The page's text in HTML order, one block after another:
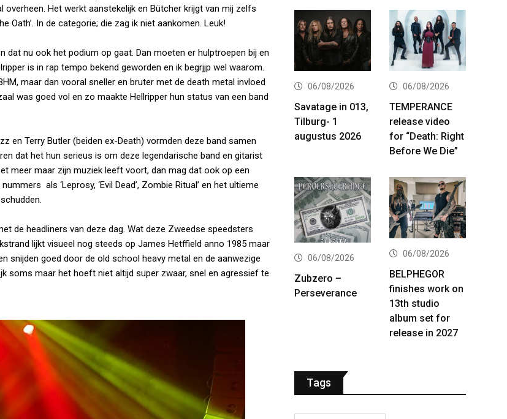
Het werkt aanstekelijk en Bütcher krijgt van mij zelfs
Oath’. In de categorie; die zag ik niet aankomen. Leuk!
dat nu ook het podium op gaat. Dan moeten er hulptroepen bij en
is in rap tempo bekend geworden en ik begrjjp wel waarom.
maar dan vooral sneller en bruter met de death metal invloed
was goed vol en zo maakte Hellripper hun status van een band
en Terry Butler (beiden ex-Death) vormden deze band samen
dat het hun serieus is om deze legendarische band en gitarist
meer maar zijn muziek leeft voort, dan mag dat ook op een
als ‘Leprosy, ‘Evil Dead’, Zombie Ritual’ en het ultieme
de headliners van deze dag. Wat deze Zweedse speedsters
lijkt visueel nog steeds op James Hetffield anno 1985 maar
snijden goed door de old school heavy metal en de aanwezige
soms maar het hoeft niet altijd super zwaar, snel en agressief te
06/08/2026
Savatage in 013,
Tilburg- 1
augustus 2026
06/08/2026
TEMPERANCE
release video
for “Death: Right
Before We Die”
06/08/2026
Zubzero –
Perseverance
06/08/2026
BELPHEGOR
finishes work on
13th studio
album set for
release in 2027
Tags